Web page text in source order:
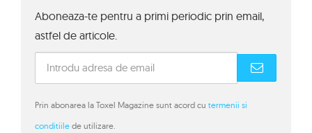
Aboneaza-te pentru a primi periodic prin email,
astfel de articole.
Prin abonarea la Toxel Magazine sunt acord cu termenii si
conditiile de utilizare.